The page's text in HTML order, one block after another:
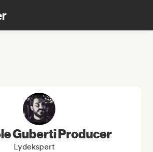
Guberti Producer
Lydekspert